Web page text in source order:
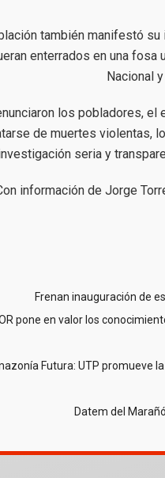
también manifestó
enterrados en una
Nacional
los pobladores,
de muertes violentas,
seria y
información de Jorge
Frenan inauguración de
pone en valor los
Futura: UTP promueve
Datem del